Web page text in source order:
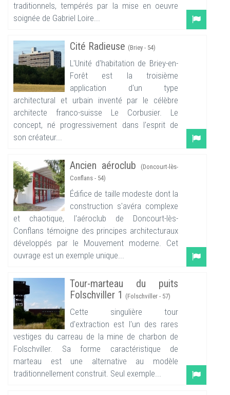
traditionnels, tempérés par la mise en oeuvre
soignée de Gabriel Loire...
Cité Radieuse (Briey - 54)
L'Unité d'habitation de Briey-en-
Forêt est la troisième
application d'un type
architectural et urbain inventé par le célèbre
architecte franco-suisse Le Corbusier. Le
concept, né progressivement dans l'esprit de
son créateur...
Ancien aéroclub
(Doncourt-lès-
Conflans - 54)
Édifice de taille modeste dont la
construction s'avéra complexe
et chaotique, l'aéroclub de Doncourt-lès-
Conflans témoigne des principes architecturaux
développés par le Mouvement moderne. Cet
ouvrage est un exemple unique...
Tour-marteau du puits
Folschviller 1 (Folschviller - 57)
Cette singulière tour
d'extraction est l'un des rares
vestiges du carreau de la mine de charbon de
Folschviller. Sa forme caractéristique de
marteau est une alternative au modèle
traditionnellement construit. Seul exemple...